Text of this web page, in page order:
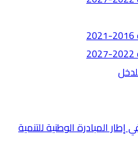
المبادرة الوطنية للتنمية